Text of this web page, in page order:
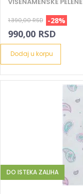
VIŠENAMENSKE PELENE
1.390,00 RSD -28%
990,00 RSD
Dodaj u korpu
DO ISTEKA ZALIHA